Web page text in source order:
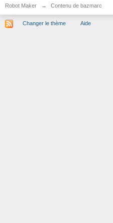
Robot Maker → Contenu de bazmarc
Changer le thème Aide